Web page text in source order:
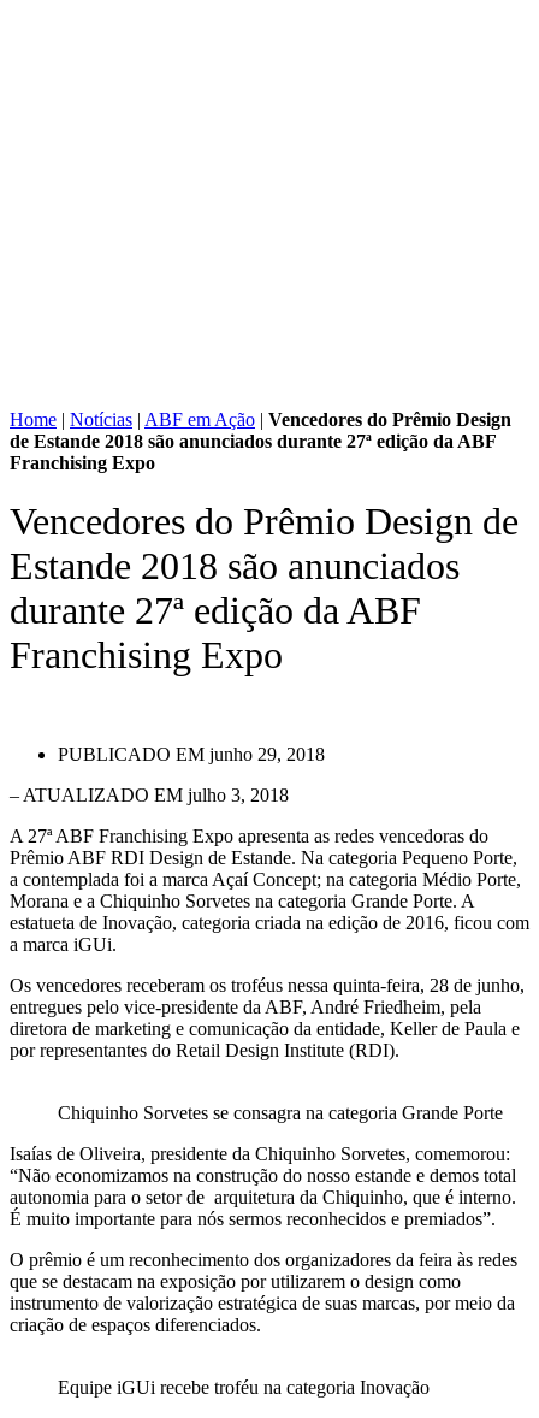
Home | Notícias | ABF em Ação | Vencedores do Prêmio Design
de Estande 2018 são anunciados durante 27ª edição da ABF
Franchising Expo
Vencedores do Prêmio Design de
Estande 2018 são anunciados
durante 27ª edição da ABF
Franchising Expo
PUBLICADO EM junho 29, 2018
– ATUALIZADO EM julho 3, 2018
A 27ª ABF Franchising Expo apresenta as redes vencedoras do
Prêmio ABF RDI Design de Estande. Na categoria Pequeno Porte,
a contemplada foi a marca Açaí Concept; na categoria Médio Porte,
Morana e a Chiquinho Sorvetes na categoria Grande Porte. A
estatueta de Inovação, categoria criada na edição de 2016, ficou com
a marca iGUi.
Os vencedores receberam os troféus nessa quinta-feira, 28 de junho,
entregues pelo vice-presidente da ABF, André Friedheim, pela
diretora de marketing e comunicação da entidade, Keller de Paula e
por representantes do Retail Design Institute (RDI).
Chiquinho Sorvetes se consagra na categoria Grande Porte
Isaías de Oliveira, presidente da Chiquinho Sorvetes, comemorou:
“Não economizamos na construção do nosso estande e demos total
autonomia para o setor de arquitetura da Chiquinho, que é interno.
É muito importante para nós sermos reconhecidos e premiados”.
O prêmio é um reconhecimento dos organizadores da feira às redes
que se destacam na exposição por utilizarem o design como
instrumento de valorização estratégica de suas marcas, por meio da
criação de espaços diferenciados.
Equipe iGUi recebe troféu na categoria Inovação